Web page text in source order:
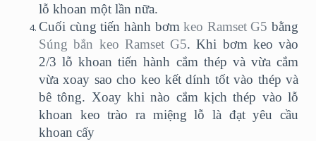
lỗ khoan một lần nữa.
Cuối cùng tiến hành bơmkeo Ramset G5 bằng
Súng bắn keo Ramset G5. Khi bơm keo vào
2/3 lỗ khoan tiến hành cắm thép và vừa cắm
vừa xoay sao cho keo kết dính tốt vào thép và
bê tông. Xoay khi nào cắm kịch thép vào lỗ
khoan keo trào ra miệng lỗ là đạt yêu cầu
khoan cấy